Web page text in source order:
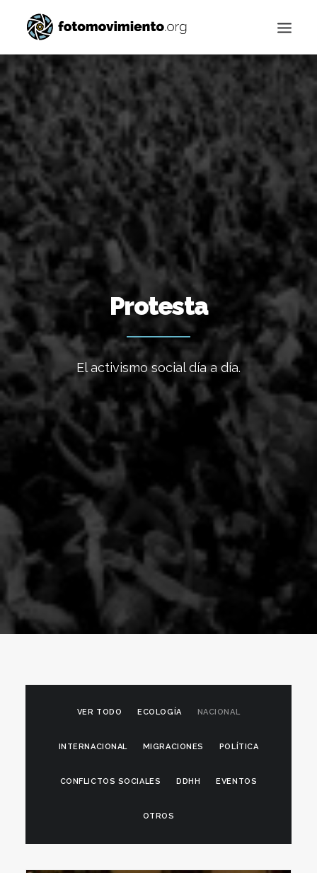
Buscar
Protesta
El activismo social día a día.
VER TODO ECOLOGÍA NACIONAL
INTERNACIONAL MIGRACIONES POLÍTICA
CONFLICTOS SOCIALES DDHH EVENTOS
OTROS